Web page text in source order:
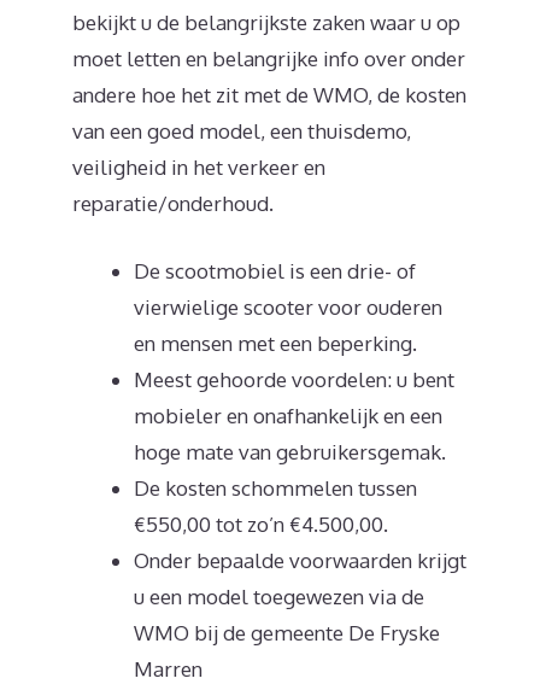
bekijkt u de belangrijkste zaken waar u op
moet letten en belangrijke info over onder
andere hoe het zit met de WMO, de kosten
van een goed model, een thuisdemo,
veiligheid in het verkeer en
reparatie/onderhoud.
De scootmobiel is een drie- of
vierwielige scooter voor ouderen
en mensen met een beperking.
Meest gehoorde voordelen: u bent
mobieler en onafhankelijk en een
hoge mate van gebruikersgemak.
De kosten schommelen tussen
€550,00 tot zo’n €4.500,00.
Onder bepaalde voorwaarden krijgt
u een model toegewezen via de
WMO bij de gemeente De Fryske
Marren